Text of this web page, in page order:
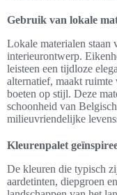
Gebruik van lokale
Lokale materialen staan
interieurontwerp.
leisteen een tijdloze
alternatief, maakt
boeten op stijl. Deze
schoonheid van
milieuvriendelijke
Kleurenpalet
De kleuren die typisch
aardetinten, diepgroen